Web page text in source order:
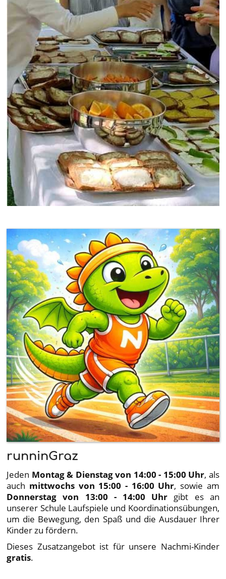
runninGraz
Jeden Montag & Dienstag von 14:00 - 15:00 Uhr, als
auch mittwochs von 15:00 - 16:00 Uhr, sowie am
Donnerstag von 13:00 - 14:00 Uhr gibt es an
unserer Schule Laufspiele und Koordinationsübungen,
um die Bewegung, den Spaß und die Ausdauer Ihrer
Kinder zu fördern.
Dieses Zusatzangebot ist für unsere Nachmi-Kinder
gratis.